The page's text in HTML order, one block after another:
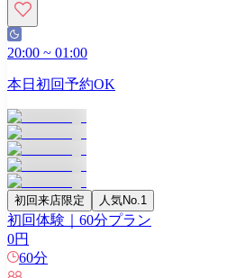
20:00 ~ 01:00
本日初回予約OK
初回来店限定 人気No.1
初回体験｜60分プラン
0円
60分